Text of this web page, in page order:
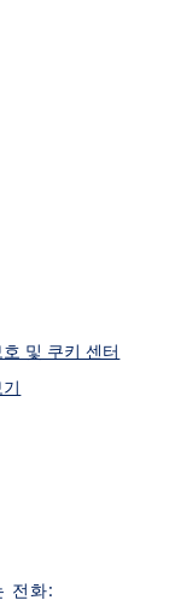
및 쿠키 센터
전화: